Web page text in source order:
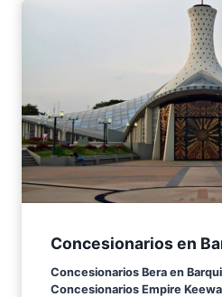
Concesionarios en
Concesionarios Bera en
Concesionarios Empire